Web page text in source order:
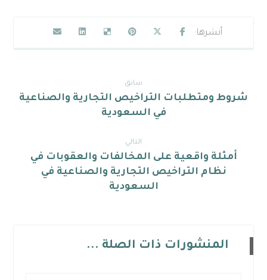
سابق
شروط ومتطلبات التراخيص التجارية والصناعية
في السعودية
التالي
أمثلة واقعية على المخالفات والعقوبات في
نظام التراخيص التجارية والصناعية في
السعودية
المنشورات ذات الصلة ...